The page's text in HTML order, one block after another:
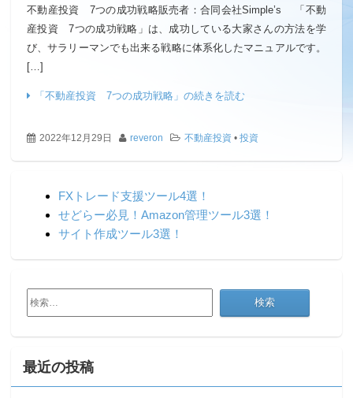
不動産投資 7つの成功戦略販売者：合同会社Simple’s 「不動
産投資 7つの成功戦略」は、成功している大家さんの方法を学
び、サラリーマンでも出来る戦略に体系化したマニュアルです。
[…]
「不動産投資 7つの成功戦略」の続きを読む
2022年12月29日 reveron 不動産投資 • 投資
FXトレード支援ツール4選！
せどらー必見！Amazon管理ツール3選！
サイト作成ツール3選！
検
索:
最近の投稿